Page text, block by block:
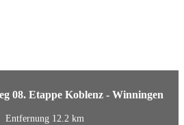
08. Etappe Koblenz - Winningen
Entfernung 12.2 km